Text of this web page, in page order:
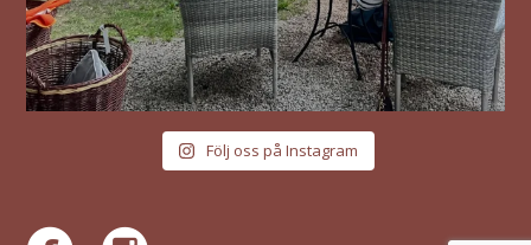
Följ oss på Instagram